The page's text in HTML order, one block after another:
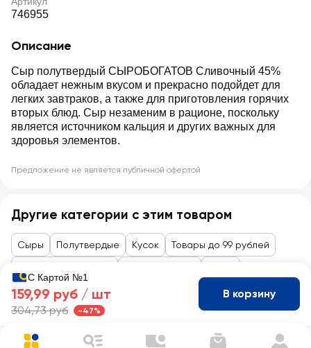
746955
Описание
Сыр полутвердый СЫРОБОГАТОВ Сливочный 45%
обладает нежным вкусом и прекрасно подойдет для
легких завтраков, а также для приготовления горячих
вторых блюд. Сыр незаменим в рационе, поскольку
является источником кальция и других важных для
здоровья элементов.
Предложение не является публичной офертой
Другие категории с этим товаром
Сыры Полутвердые Кусок Товары до 99 рублей
С Картой №1
159,99 руб / шт
304,73 руб -47%
В корзину